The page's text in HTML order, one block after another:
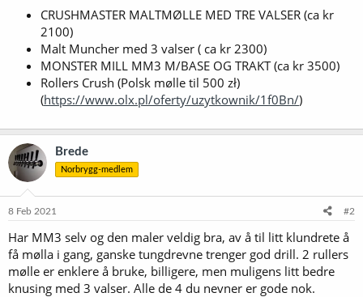
CRUSHMASTER MALTMØLLE MED TRE VALSER (ca kr
2100)
Malt Muncher med 3 valser ( ca kr 2300)
MONSTER MILL MM3 M/BASE OG TRAKT (ca kr 3500)
Rollers Crush (Polsk mølle til 500 zł)
(https://www.olx.pl/oferty/uzytkownik/1f0Bn/)
Brede
Norbrygg-medlem
8 Feb 2021 #2
Har MM3 selv og den maler veldig bra, av å til litt klundrete å
få mølla i gang, ganske tungdrevne trenger god drill. 2 rullers
mølle er enklere å bruke, billigere, men muligens litt bedre
knusing med 3 valser. Alle de 4 du nevner er gode nok.